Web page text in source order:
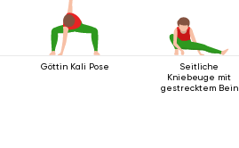
Göttin Kali Pose
Seitliche
Kniebeuge mit
gestrecktem Bein